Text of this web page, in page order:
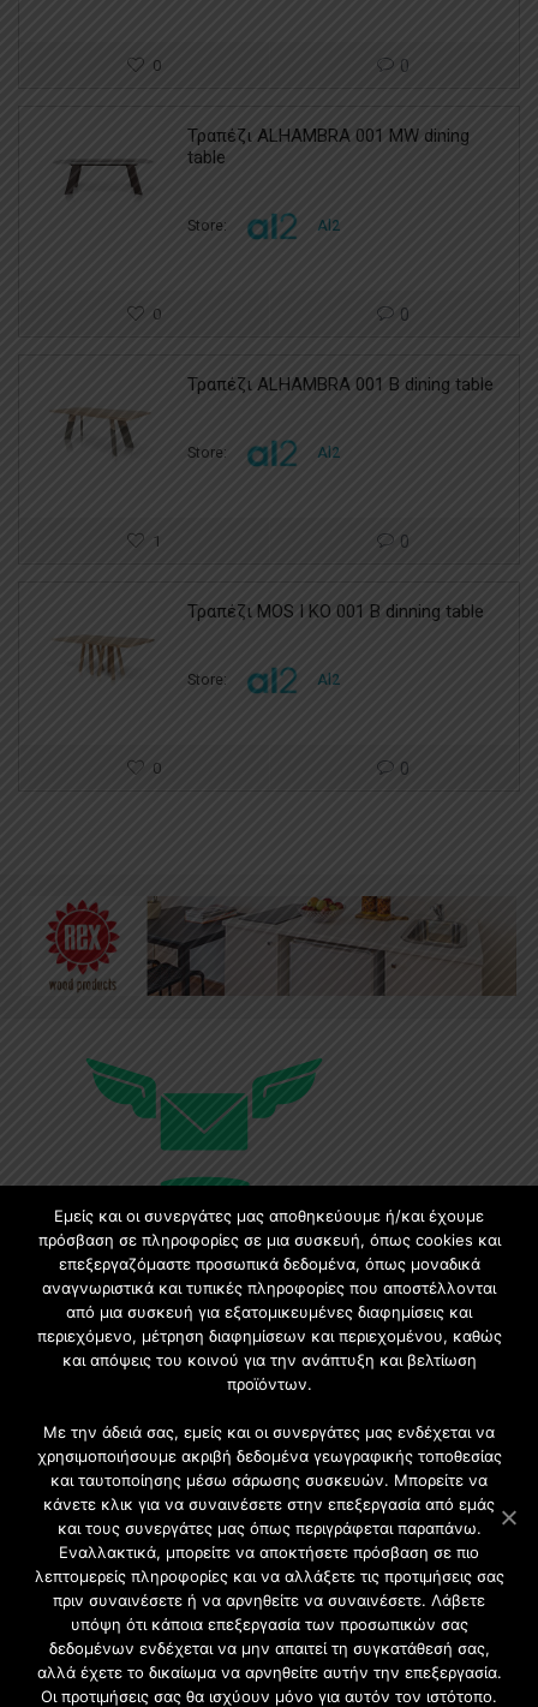
0 0
Τραπέζι ALHAMBRA 001 MW dining
table
Store: Al2
0 0
Τραπέζι ALHAMBRA 001 B dining table
Store: Al2
1 0
Τραπέζι MOS I KO 001 B dinning table
Store: Al2
0 0
Εγγραφή στο Newsletter
Γίνετε μέλος της μεγαλύτερης διαδικτυακής κοινότητας, ειδικά
για αρχιτέκτονες, σχεδιαστές και λάτρεις της κατασκευής και
2021 CFW - All Rights Reserved
Επιχειρήσεις |
Εμείς και οι συνεργάτες μας αποθηκεύουμε ή/και έχουμε
πρόσβαση σε πληροφορίες σε μια συσκευή, όπως cookies και
επεξεργαζόμαστε προσωπικά δεδομένα, όπως μοναδικά
αναγνωριστικά και τυπικές πληροφορίες που αποστέλλονται
από μια συσκευή για εξατομικευμένες διαφημίσεις και
περιεχόμενο, μέτρηση διαφημίσεων και περιεχομένου, καθώς
και απόψεις του κοινού για την ανάπτυξη και βελτίωση
προϊόντων.
Με την άδειά σας, εμείς και οι συνεργάτες μας ενδέχεται να
χρησιμοποιήσουμε ακριβή δεδομένα γεωγραφικής τοποθεσίας
και ταυτοποίησης μέσω σάρωσης συσκευών. Μπορείτε να
κάνετε κλικ για να συναινέσετε στην επεξεργασία από εμάς
και τους συνεργάτες μας όπως περιγράφεται παραπάνω.
Εναλλακτικά, μπορείτε να αποκτήσετε πρόσβαση σε πιο
λεπτομερείς πληροφορίες και να αλλάξετε τις προτιμήσεις σας
πριν συναινέσετε ή να αρνηθείτε να συναινέσετε. Λάβετε
υπόψη ότι κάποια επεξεργασία των προσωπικών σας
δεδομένων ενδέχεται να μην απαιτεί τη συγκατάθεσή σας,
αλλά έχετε το δικαίωμα να αρνηθείτε αυτήν την επεξεργασία.
Οι προτιμήσεις σας θα ισχύουν μόνο για αυτόν τον ιστότοπο.